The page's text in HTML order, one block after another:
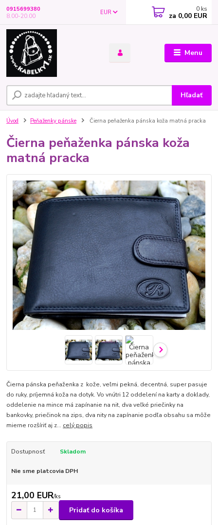
Menu
EUR
Hľadať
0915699380
8.00-20.00
0 ks
za 0,00 EUR
Úvod Peňaženky pánske Čierna peňaženka pánska koža matná pracka
Čierna peňaženka pánska koža
matná pracka
Čierna pánska peňaženka z kože, veľmi pekná, decentná, super pasuje
do ruky, príjemná koža na dotyk. Vo vnútri 12 oddelení na karty a doklady,
oddelenie na mince má zapínanie na nit, dva veľké priečinky na
bankovky, priečinok na zips, dva nity na zapínanie podľa obsahu sa môže
mierne rozšíriť aj z... celý popis
Dostupnosť Skladom
Nie sme platcovia DPH
21,00 EUR/ks
Pridať do košíka